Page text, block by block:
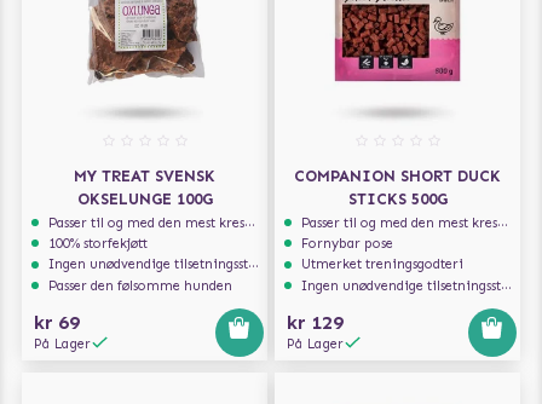
MY TREAT SVENSK
OKSELUNGE 100G
Passer til og med den mest kresne hunden
100% storfekjøtt
Ingen unødvendige tilsetningsstoffer
Passer den følsomme hunden
kr 69
På Lager
COMPANION SHORT DUCK
STICKS 500G
Passer til og med den mest kresne hunden
Fornybar pose
Utmerket treningsgodteri
Ingen unødvendige tilsetningsstoffer
kr 129
På Lager